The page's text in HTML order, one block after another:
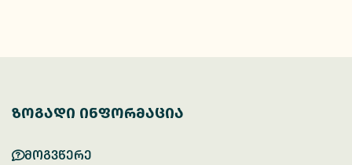
ზოგადი ინფორმაცია
მოგვწერე